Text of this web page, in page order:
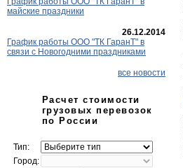
майские праздники
26.12.2014
График работы ООО "ТК ГаранТ" в
связи с Новогодними праздниками
все новости
Расчет стоимости
грузовых перевозок
по России
Тип:
Город: